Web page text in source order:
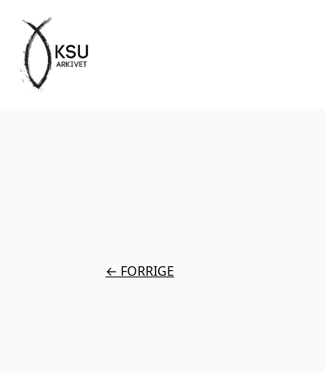
← FORRIGE